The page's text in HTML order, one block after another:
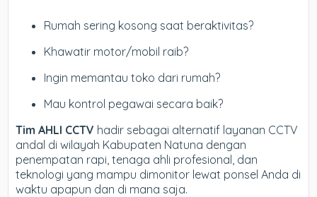
Rumah sering kosong saat beraktivitas?
Khawatir motor/mobil raib?
Ingin memantau toko dari rumah?
Mau kontrol pegawai secara baik?
Tim AHLI CCTV hadir sebagai alternatif layanan CCTV
andal di wilayah Kabupaten Natuna dengan
penempatan rapi, tenaga ahli profesional, dan
teknologi yang mampu dimonitor lewat ponsel Anda di
waktu apapun dan di mana saja.